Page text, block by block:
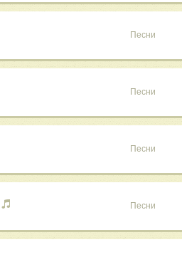
Песни
Песни
Песни
Песни